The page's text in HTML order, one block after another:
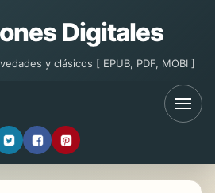
Digitales
y clásicos [ EPUB, PDF, MOBI ]